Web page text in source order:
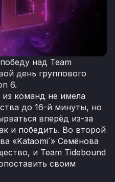
над Team
день группового
6.
команд не имела
до 16-й минуты, но
вперёд из-за
и победить. Во второй
«Kataomi`» Семёнова
и Team Tidebound
своим